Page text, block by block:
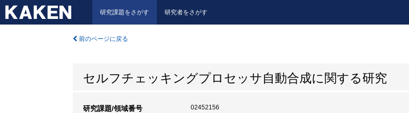
研究課題をさがす 研究者をさがす
前のページに戻る
セルフチェッキングプロセッサ自動合成に関する研究
研究課題/領域番号 02452156